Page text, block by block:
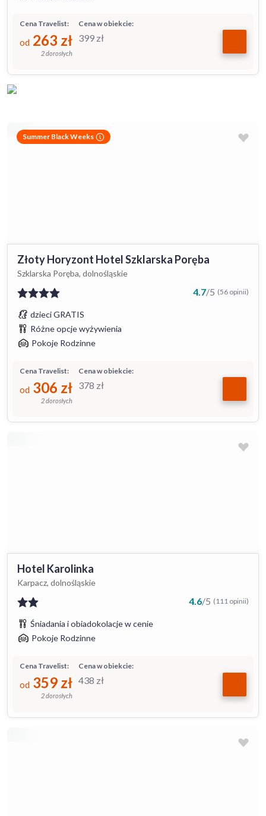
Cena w obiekcie:
399 zł
Cena Travelist:
od 263 zł
2 dorosłych
Summer Black Weeks
Złoty Horyzont Hotel Szklarska Poręba
Szklarska Poręba, dolnośląskie
4.7/5 (56 opinii)
dzieci GRATIS
Różne opcje wyżywienia
Pokoje Rodzinne
Cena w obiekcie:
378 zł
Cena Travelist:
od 306 zł
2 dorosłych
Hotel Karolinka
Karpacz, dolnośląskie
4.6/5 (111 opinii)
Śniadania i obiadokolacje w cenie
Pokoje Rodzinne
Cena w obiekcie:
438 zł
Cena Travelist:
od 359 zł
2 dorosłych